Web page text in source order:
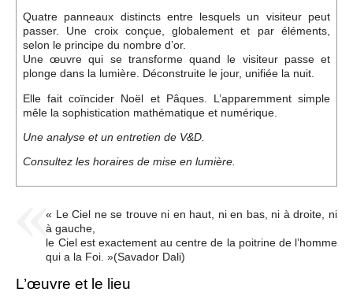
Quatre panneaux distincts entre lesquels un visiteur peut
passer. Une croix conçue, globalement et par éléments,
selon le principe du nombre d’or.
Une œuvre qui se transforme quand le visiteur passe et
plonge dans la lumière. Déconstruite le jour, unifiée la nuit.
Elle fait coïncider Noël et Pâques. L’apparemment simple
mêle la sophistication mathématique et numérique.
Une analyse et un entretien de V&D.
Consultez les horaires de mise en lumière.
« Le Ciel ne se trouve ni en haut, ni en bas, ni à droite, ni
à gauche,
le Ciel est exactement au centre de la poitrine de l’homme
qui a la Foi. »(Savador Dali)
L’œuvre et le lieu